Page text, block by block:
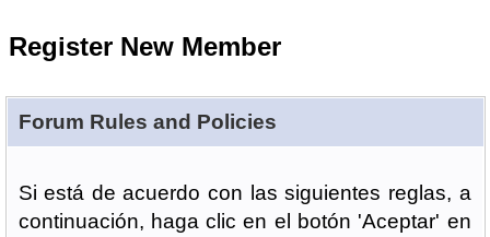
Register New Member
Forum Rules and Policies
Si está de acuerdo con las siguientes reglas, a
continuación, haga clic en el botón 'Aceptar' en